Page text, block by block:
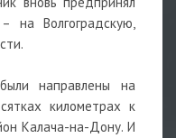
на Волгоградскую,
направлены на
километрах к
Калача-на-Дону. И